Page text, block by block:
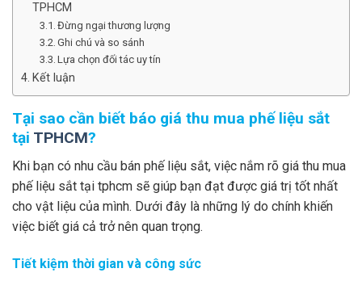
TPHCM
Đừng ngại thương lượng
Ghi chú và so sánh
Lựa chọn đối tác uy tín
Kết luận
Tại sao cần biết báo giá thu mua phế liệu sắt
tại TPHCM?
Khi bạn có nhu cầu bán phế liệu sắt, việc nắm rõ giá thu mua
phế liệu sắt tại tphcm sẽ giúp bạn đạt được giá trị tốt nhất
cho vật liệu của mình. Dưới đây là những lý do chính khiến
việc biết giá cả trở nên quan trọng.
Tiết kiệm thời gian và công sức